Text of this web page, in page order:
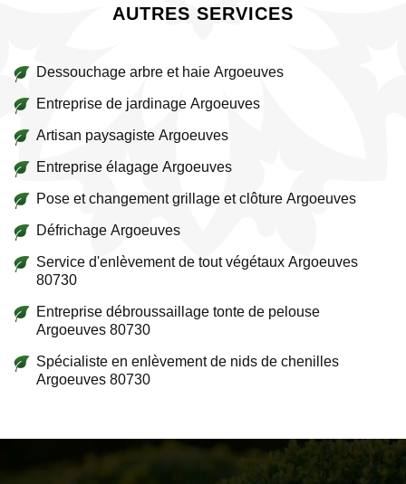
AUTRES SERVICES
Dessouchage arbre et haie Argoeuves
Entreprise de jardinage Argoeuves
Artisan paysagiste Argoeuves
Entreprise élagage Argoeuves
Pose et changement grillage et clôture Argoeuves
Défrichage Argoeuves
Service d'enlèvement de tout végétaux Argoeuves
80730
Entreprise débroussaillage tonte de pelouse
Argoeuves 80730
Spécialiste en enlèvement de nids de chenilles
Argoeuves 80730